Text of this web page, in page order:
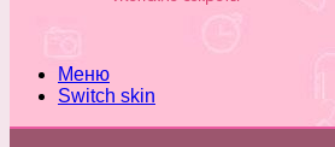
Меню
Switch skin